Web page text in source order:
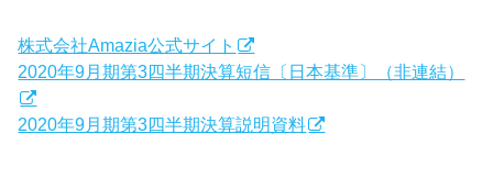
株式会社Amazia公式サイト
2020年9月期第3四半期決算短信〔日本基準〕（非連結）
2020年9月期第3四半期決算説明資料